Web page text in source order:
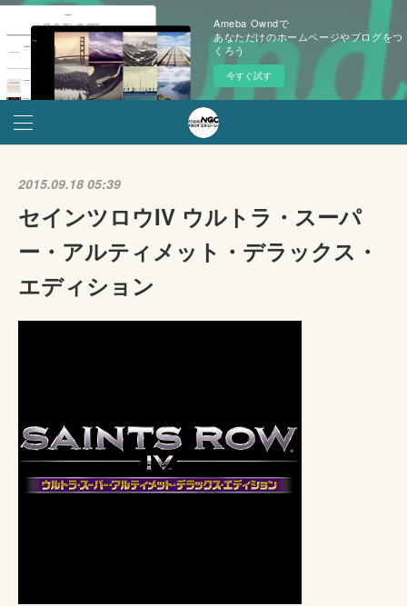
Ameba Owndで
あなただけのホームページやブログをつ
くろう
今すぐ試す
2015.09.18 05:39
セインツロウIV ウルトラ・スーパ
ー・アルティメット・デラックス・
エディション